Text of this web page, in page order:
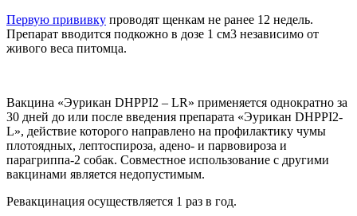
Первую прививку проводят щенкам не ранее 12 недель.
Препарат вводится подкожно в дозе 1 см3 независимо от
живого веса питомца.
Вакцина «Эурикан DHPPI2 – LR» применяется однократно за
30 дней до или после введения препарата «Эурикан DHPPI2-
L», действие которого направлено на профилактику чумы
плотоядных, лептоспироза, адено- и парвовироза и
парагриппа-2 собак. Совместное использование с другими
вакцинами является недопустимым.
Ревакцинация осуществляется 1 раз в год.